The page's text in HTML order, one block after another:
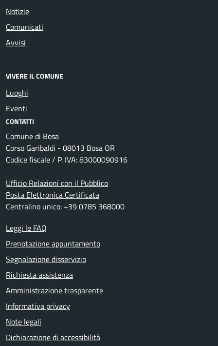
Notizie
Comunicati
Avvisi
VIVERE IL COMUNE
Luoghi
Eventi
CONTATTI
Comune di Bosa
Corso Garibaldi - 08013 Bosa OR
Codice fiscale / P. IVA: 83000090916
Ufficio Relazioni con il Pubblico
Posta Elettronica Certificata
Centralino unico: +39 0785 368000
Leggi le FAQ
Prenotazione appuntamento
Segnalazione disservizio
Richiesta assistenza
Amministrazione trasparente
Informativa privacy
Note legali
Dichiarazione di accessibilità